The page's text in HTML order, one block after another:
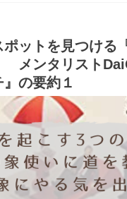
ポットを見つける
メンタリスト
』の要約１